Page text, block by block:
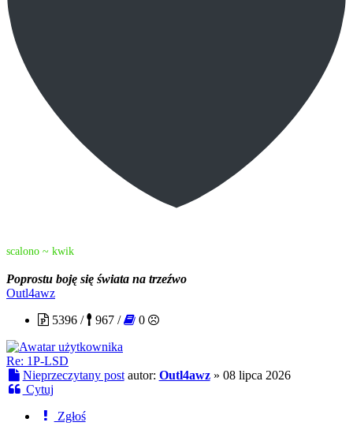
scalono ~ kwik
Poprostu boję się świata na trzeźwo
Outl4awz
5396 /
967 / 0
Re: 1P-LSD
Nieprzeczytany post autor: Outl4awz» 08 lipca 2026
Cytuj
Zgłoś